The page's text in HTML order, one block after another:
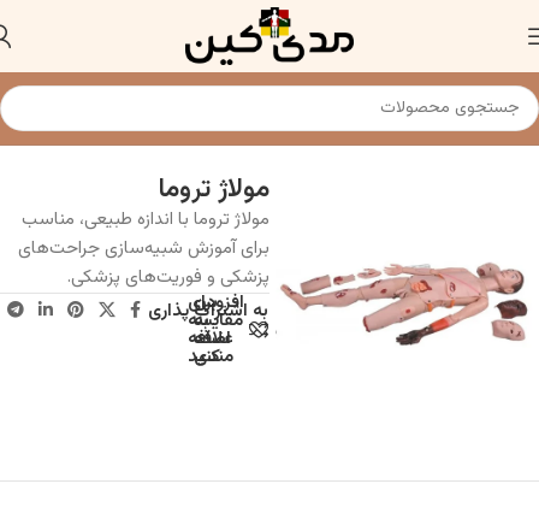
خانه مولاژ و مدل های آناتومی
مولاژ تروما
مولاژ تروما با اندازه طبیعی، مناسب
برای آموزش شبیه‌سازی جراحت‌های
پزشکی و فوریت‌های پزشکی.
برای
مقایسه
اضافه
کنید
افزودن
به
علاقه
مندی
به اشتراک پذاری